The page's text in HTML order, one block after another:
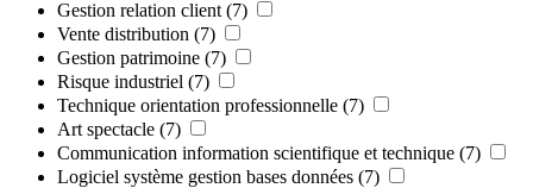
Gestion relation client (7)
Vente distribution (7)
Gestion patrimoine (7)
Risque industriel (7)
Technique orientation professionnelle (7)
Art spectacle (7)
Communication information scientifique et technique (7)
Logiciel système gestion bases données (7)